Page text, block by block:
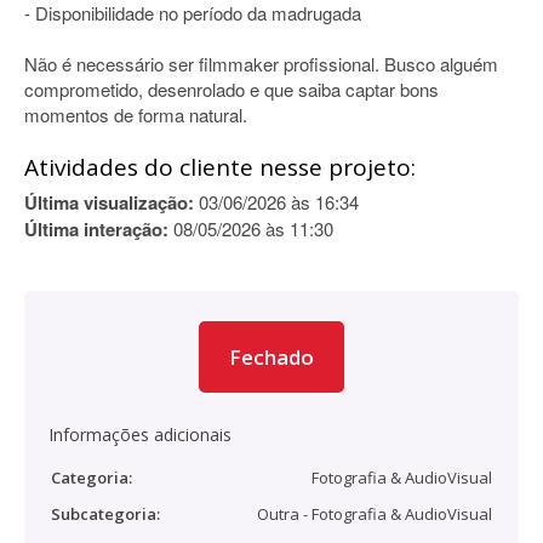
- Disponibilidade no período da madrugada
Não é necessário ser filmmaker profissional. Busco alguém
comprometido, desenrolado e que saiba captar bons
momentos de forma natural.
Atividades do cliente nesse projeto:
Última visualização: 03/06/2026 às 16:34
Última interação: 08/05/2026 às 11:30
Fechado
Informações adicionais
Categoria:
Fotografia & AudioVisual
Subcategoria:
Outra - Fotografia & AudioVisual